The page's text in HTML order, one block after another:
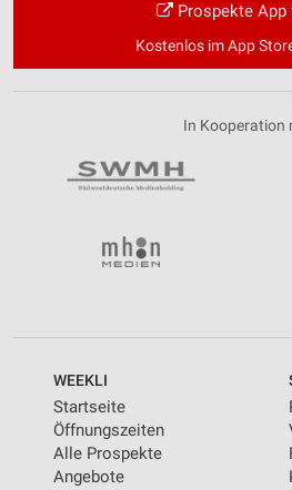
Prospekte App
Kostenlos im App
In Kooperation
WEEKLI
Startseite
Öffnungszeiten
Alle Prospekte
Angebote